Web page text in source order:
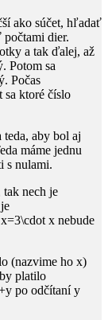
ako súčet, hľadať
dier.
a tak ďalej, až
Potom sa
Počas
sa ktoré číslo
teda, aby bol aj
máme jednu
s nulami.
tak nech je
x=3\cdot x ​ nebude
(nazvime ho x)
platilo
​ po odčítaníy